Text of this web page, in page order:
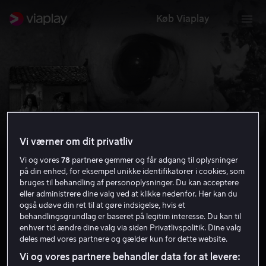
Køb Viaplay
Black God, White Devil
7.1 Drama Krimi 1964 1 t. 55 min
15 år
Vi værner om dit privatliv
Vi og vores78 partnere gemmer og får adgang til oplysninger
på din enhed, for eksempel unikke identifikatorer i cookies, som
bruges til behandling af personoplysninger. Du kan acceptere
eller administrere dine valg ved at klikke nedenfor. Her kan du
også udøve din ret til at gøre indsigelse, hvis et
behandlingsgrundlag er baseret på legitim interesse. Du kan til
enhver tid ændre dine valg via siden Privatlivspolitik. Dine valg
deles med vores partnere og gælder kun for dette website.
Vi og vores partnere behandler data for at levere: